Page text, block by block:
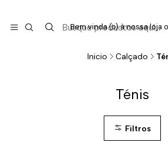
Bem vinda (o) à nossa loja
Inicio Calçado
Ténis
Filtros